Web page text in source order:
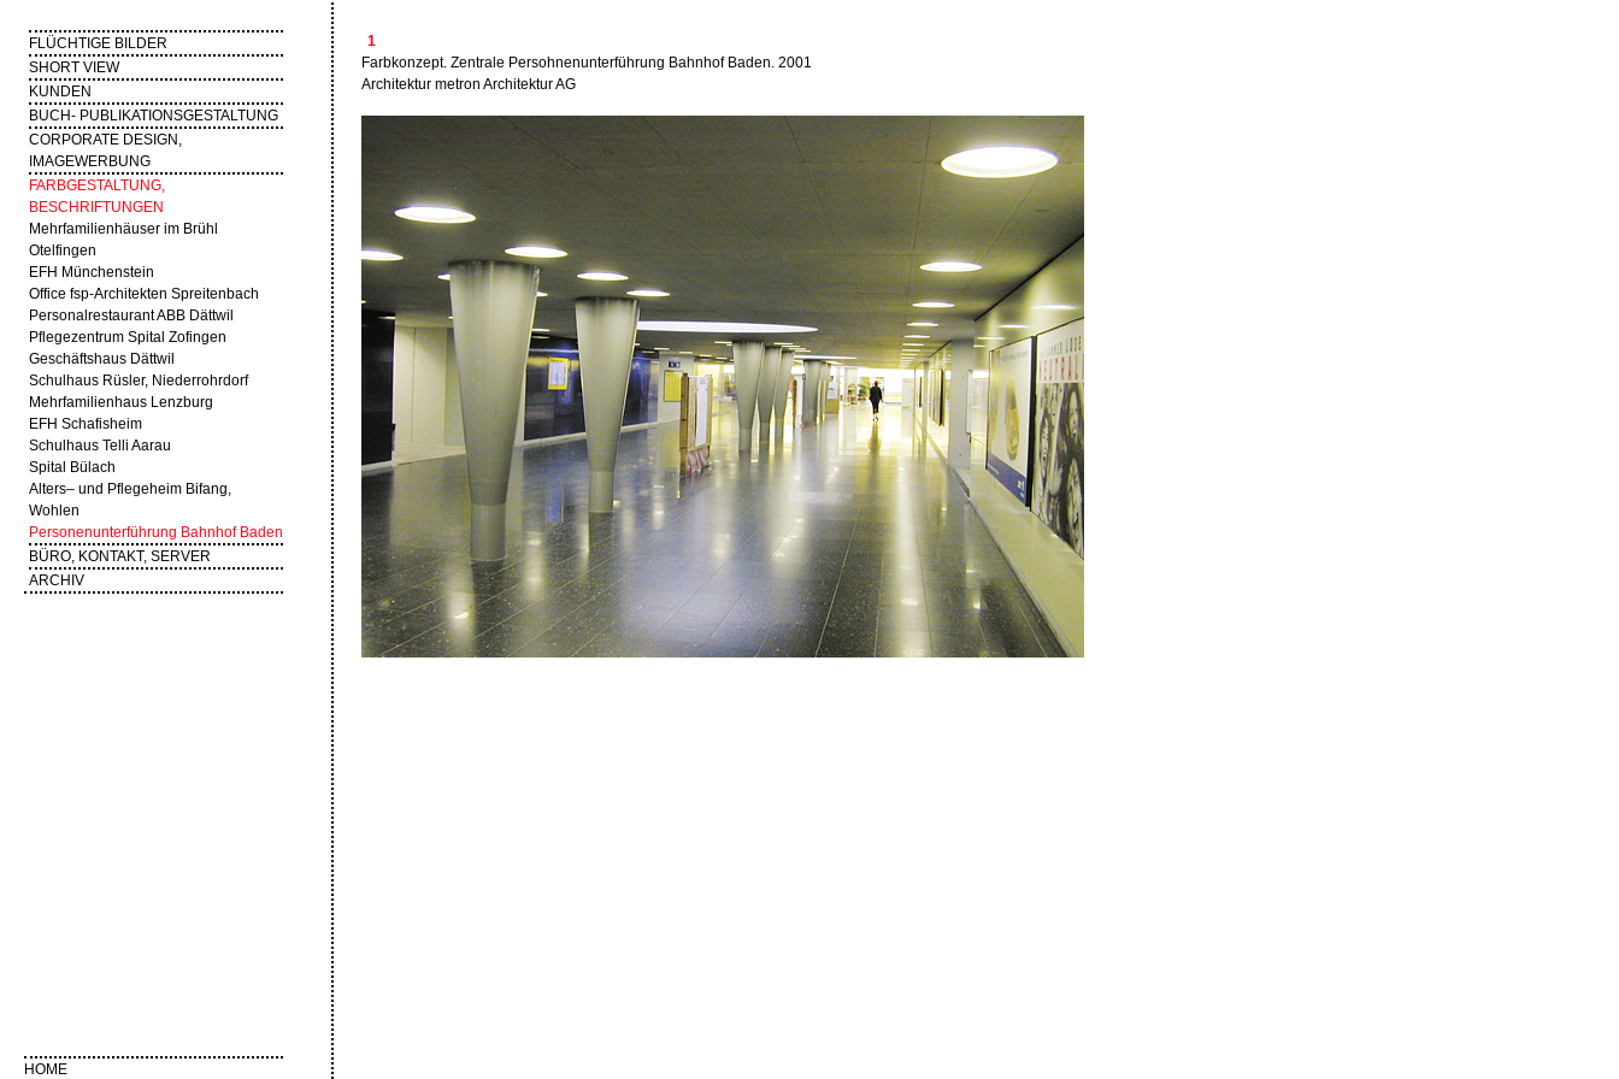
FLÜCHTIGE BILDER
SHORT VIEW
KUNDEN
BUCH- PUBLIKATIONSGESTALTUNG
CORPORATE DESIGN,
IMAGEWERBUNG
FARBGESTALTUNG,
BESCHRIFTUNGEN
Mehrfamilienhäuser im Brühl
Otelfingen
EFH Münchenstein
Office fsp-Architekten Spreitenbach
Personalrestaurant ABB Dättwil
Pflegezentrum Spital Zofingen
Geschäftshaus Dättwil
Schulhaus Rüsler, Niederrohrdorf
Mehrfamilienhaus Lenzburg
EFH Schafisheim
Schulhaus Telli Aarau
Spital Bülach
Alters– und Pflegeheim Bifang,
Wohlen
Personenunterführung Bahnhof Baden
BÜRO, KONTAKT, SERVER
ARCHIV
1
Farbkonzept. Zentrale Persohnenunterführung Bahnhof Baden. 2001
Architektur metron Architektur AG
HOME